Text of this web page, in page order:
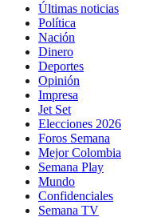
Últimas noticias
Política
Nación
Dinero
Deportes
Opinión
Impresa
Jet Set
Elecciones 2026
Foros Semana
Mejor Colombia
Semana Play
Mundo
Confidenciales
Semana TV